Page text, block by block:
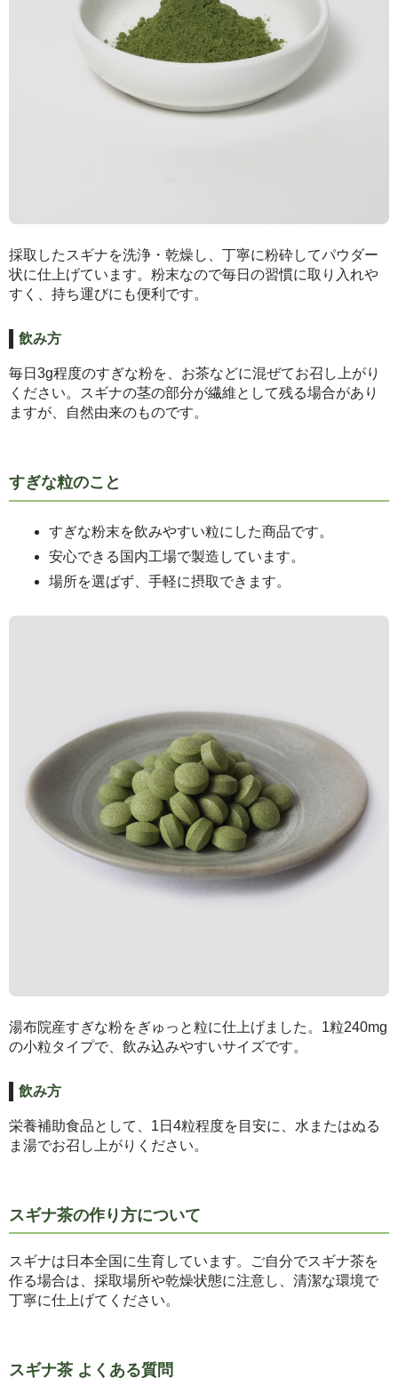
採取したスギナを洗浄・乾燥し、丁寧に粉砕してパウダー
状に仕上げています。粉末なので毎日の習慣に取り入れや
すく、持ち運びにも便利です。
飲み方
毎日3g程度のすぎな粉を、お茶などに混ぜてお召し上がり
ください。スギナの茎の部分が繊維として残る場合があり
ますが、自然由来のものです。
すぎな粒のこと
すぎな粉末を飲みやすい粒にした商品です。
安心できる国内工場で製造しています。
場所を選ばず、手軽に摂取できます。
湯布院産すぎな粉をぎゅっと粒に仕上げました。1粒240mg
の小粒タイプで、飲み込みやすいサイズです。
飲み方
栄養補助食品として、1日4粒程度を目安に、水またはぬる
ま湯でお召し上がりください。
スギナ茶の作り方について
スギナは日本全国に生育しています。ご自分でスギナ茶を
作る場合は、採取場所や乾燥状態に注意し、清潔な環境で
丁寧に仕上げてください。
スギナ茶 よくある質問